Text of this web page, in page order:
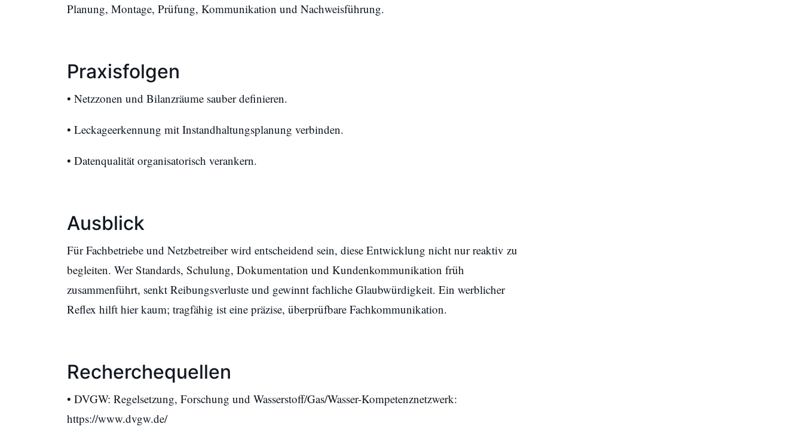
Planung, Montage, Prüfung, Kommunikation und Nachweisführung.
Praxisfolgen
• Netzzonen und Bilanzräume sauber definieren.
• Leckageerkennung mit Instandhaltungsplanung verbinden.
• Datenqualität organisatorisch verankern.
Ausblick
Für Fachbetriebe und Netzbetreiber wird entscheidend sein, diese Entwicklung nicht nur reaktiv zu
begleiten. Wer Standards, Schulung, Dokumentation und Kundenkommunikation früh
zusammenführt, senkt Reibungsverluste und gewinnt fachliche Glaubwürdigkeit. Ein werblicher
Reflex hilft hier kaum; tragfähig ist eine präzise, überprüfbare Fachkommunikation.
Recherchequellen
• DVGW: Regelsetzung, Forschung und Wasserstoff/Gas/Wasser-Kompetenznetzwerk:
https://www.dvgw.de/